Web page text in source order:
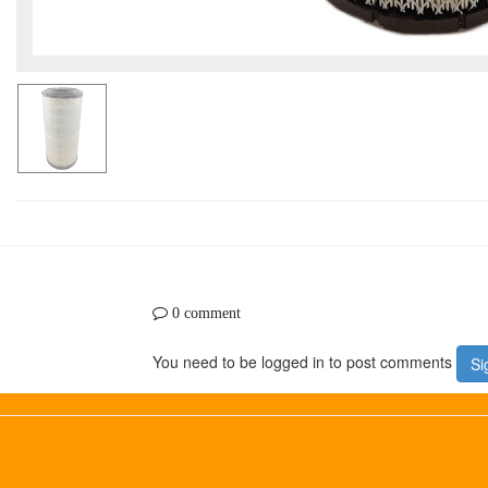
0 comment
You need to be logged in to post comments